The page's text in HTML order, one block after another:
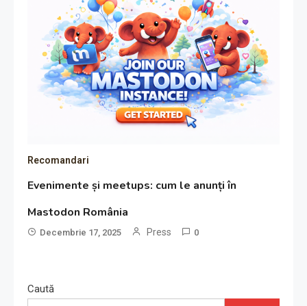
Recomandari
Evenimente și meetups: cum le anunți în
Mastodon România
Decembrie 17, 2025 Press 0
Caută